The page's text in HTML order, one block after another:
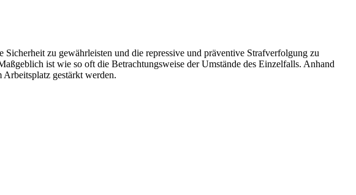
zu gewährleisten und die repressive und präventive Strafverfolgung zu
ist wie so oft die Betrachtungsweise der Umstände des Einzelfalls. Anhand
gestärkt werden.